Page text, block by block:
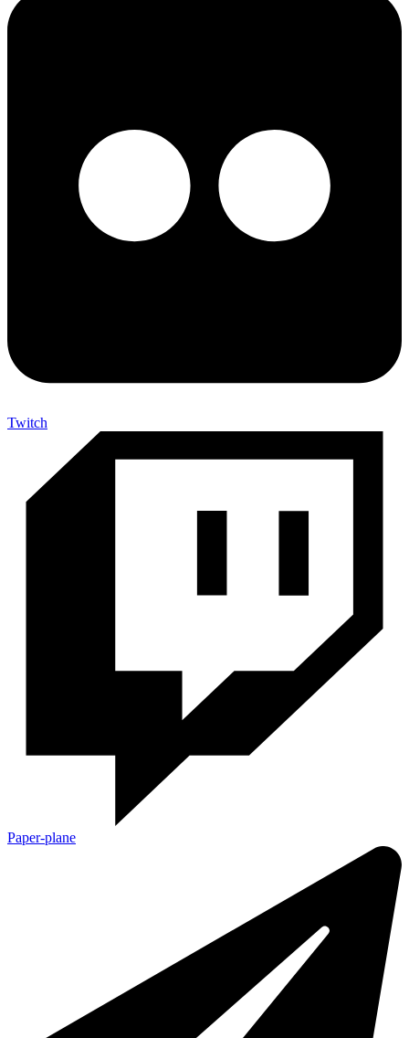
Twitch
Paper-plane